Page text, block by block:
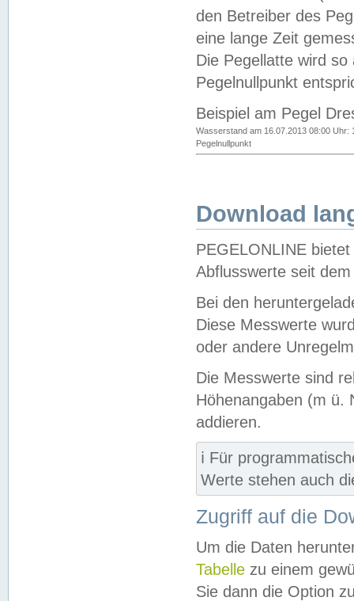
den Betreiber des
eine lange Zeit
Die Pegellatte wird
Pegelnullpunkt
Beispiel am Pegel
Wasserstand am 16.07.2013 08:00 Uhr:
Pegelnullpunkt
Download
PEGELONLINE
Abflusswerte seit
Bei den
Diese Messwerte
oder andere
Die Messwerte sind
Höhenangaben (m ü.
addieren.
ℹ️ Für
Werte stehen auch
Zugriff auf die
Um die Daten
Tabelle zu einem
Sie dann die Option